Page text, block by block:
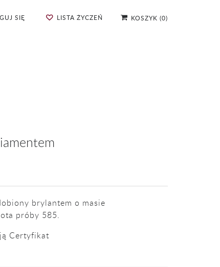
KOSZYK (0)
SIĘ LISTA ŻYCZEŃ
brylantem o masie
próby 585.
Certyfikat